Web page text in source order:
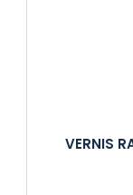
VERNIS